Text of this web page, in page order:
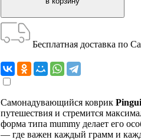
Бесплатная доставка по
Самонадувающийся коврик
путешествия и стремится
форма типа mummy делает его
— где важен каждый грамм и